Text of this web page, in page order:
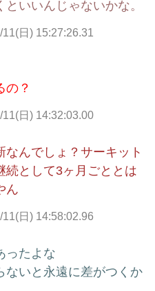
いいんじゃないかな。
11(日) 15:27:26.31
の？
11(日) 14:32:03.00
んでしょ？サーキット
続として3ヶ月ごととは
ん
11(日) 14:58:02.96
ったよな
ないと永遠に差がつくか